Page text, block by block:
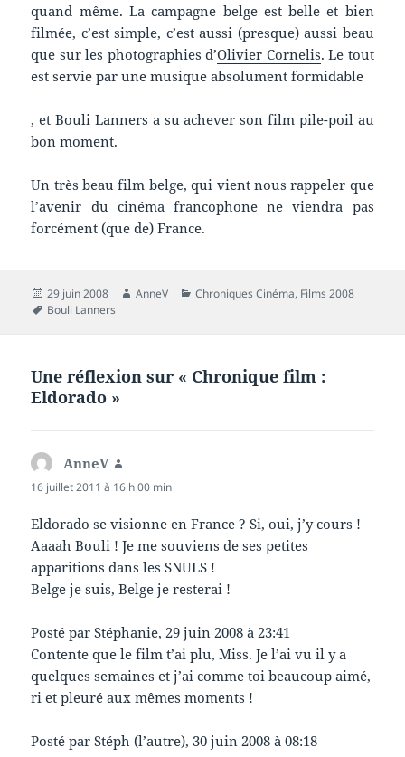
quand même. La campagne belge est belle et bien
filmée, c’est simple, c’est aussi (presque) aussi beau
que sur les photographies d’Olivier Cornelis. Le tout
est servie par une musique absolument formidable
, et Bouli Lanners a su achever son film pile-poil au
bon moment.
Un très beau film belge, qui vient nous rappeler que
l’avenir du cinéma francophone ne viendra pas
forcément (que de) France.
Publié
le
29 juin 2008 Auteur
AnneV Catégories
Chroniques Cinéma, Films 2008
Mots-
Bouli Lanners
Une réflexion sur « Chronique film :
Eldorado »
AnneV
16 juillet 2011 à 16 h 00 min
Eldorado se visionne en France ? Si, oui, j’y cours !
Aaaah Bouli ! Je me souviens de ses petites
apparitions dans les SNULS !
Belge je suis, Belge je resterai !
Posté par Stéphanie, 29 juin 2008 à 23:41
Contente que le film t’ai plu, Miss. Je l’ai vu il y a
quelques semaines et j’ai comme toi beaucoup aimé,
ri et pleuré aux mêmes moments !
Posté par Stéph (l’autre), 30 juin 2008 à 08:18